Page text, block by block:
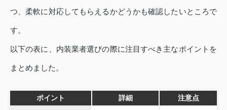
つ、柔軟に対応してもらえるかどうかも確認したいところで
す。
以下の表に、内装業者選びの際に注目すべき主なポイントを
まとめました。
ポイント 詳細 注意点